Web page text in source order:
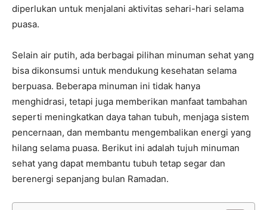
diperlukan untuk menjalani aktivitas sehari-hari selama
puasa.
Selain air putih, ada berbagai pilihan minuman sehat yang
bisa dikonsumsi untuk mendukung kesehatan selama
berpuasa. Beberapa minuman ini tidak hanya
menghidrasi, tetapi juga memberikan manfaat tambahan
seperti meningkatkan daya tahan tubuh, menjaga sistem
pencernaan, dan membantu mengembalikan energi yang
hilang selama puasa. Berikut ini adalah tujuh minuman
sehat yang dapat membantu tubuh tetap segar dan
berenergi sepanjang bulan Ramadan.